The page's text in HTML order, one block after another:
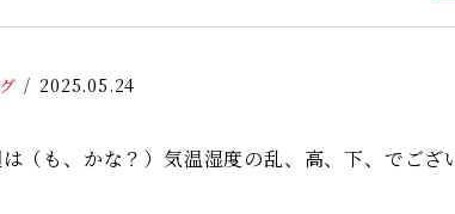
2025.05.24
（も、かな？）気温湿度の乱、高、下、でござ